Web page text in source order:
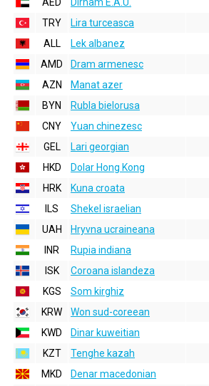
TRY
Lira turceasca
ALL
Lek albanez
AMD
Dram armenesc
AZN
Manat azer
BYN
Rubla bielorusa
CNY
Yuan chinezesc
GEL
Lari georgian
HKD
Dolar Hong Kong
HRK
Kuna croata
ILS
Shekel israelian
UAH
Hryvna ucraineana
INR
Rupia indiana
ISK
Coroana islandeza
KGS
Som kirghiz
KRW
Won sud-coreean
KWD
Dinar kuweitian
KZT
Tenghe kazah
MKD
Denar macedonian